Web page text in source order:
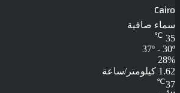
Cairo
سماء صافية
35
℃
37º - 30º
28%
1.62 كيلومتر/ساعة
37
℃